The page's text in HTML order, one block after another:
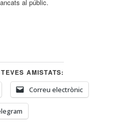
al públic.
AMISTATS:
Correu electrònic